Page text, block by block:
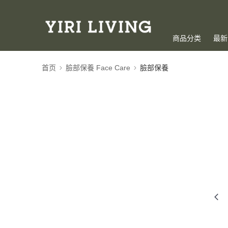
商品分类 最
首页 臉部保養 Face Care 臉部保養